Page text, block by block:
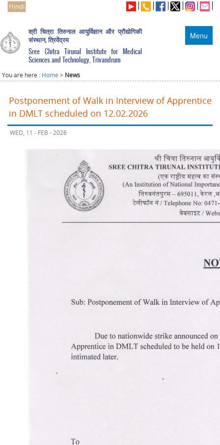
Hindi
Menu
श्री चित्रा तिरुनाल आयुर्विज्ञान और प्रौद्योगिकी
संस्थान, त्रिवेंद्रम
Sree Chitra Tirunal Institute for Medical
Sciences and Technology, Trivandrum
You are here : Home > News
Postponement of Walk in Interview of Apprentice
in DMLT scheduled on 12.02.2026
WED, 11 - FEB - 2026